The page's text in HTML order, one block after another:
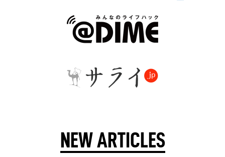
NEW ARTICLES